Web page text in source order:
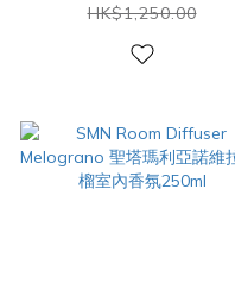
亞諾維拉 聖瑪利亞佛
羅倫斯香水
HK$1,250.00